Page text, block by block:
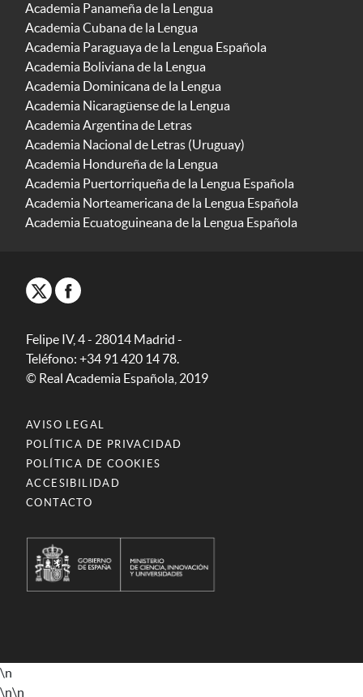
Academia Panameña de la Lengua
Academia Cubana de la Lengua
Academia Paraguaya de la Lengua Española
Academia Boliviana de la Lengua
Academia Dominicana de la Lengua
Academia Nicaragüense de la Lengua
Academia Argentina de Letras
Academia Nacional de Letras (Uruguay)
Academia Hondureña de la Lengua
Academia Puertorriqueña de la Lengua Española
Academia Norteamericana de la Lengua Española
Academia Ecuatoguineana de la Lengua Española
Felipe IV, 4 - 28014 Madrid -
Teléfono: +34 91 420 14 78.
© Real Academia Española, 2019
AVISO LEGAL
POLÍTICA DE PRIVACIDAD
POLÍTICA DE COOKIES
ACCESIBILIDAD
CONTACTO
\n
\n\n